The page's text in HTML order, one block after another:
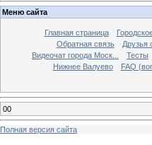
Меню сайта
Главная страница
Обратная связь
Друзья
Видеочат города Моск...
Тесты
Нижнее Валуево
FAQ
00
Полная версия сайта